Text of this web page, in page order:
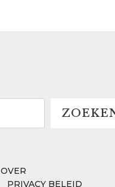
OVER
PRIVACY BELEID